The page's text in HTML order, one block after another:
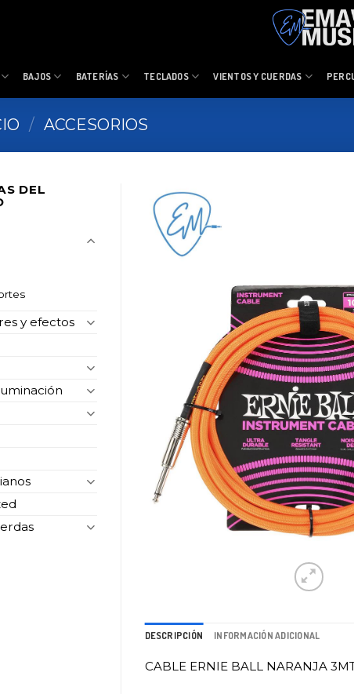
BAJOS BATERÍAS TECLADOS VIENTOS Y CUERDAS
/ ACCESORIOS
DEL
y efectos
DESCRIPCIÓN INFORMACIÓN ADICIONAL
CABLE ERNIE BALL NARANJA